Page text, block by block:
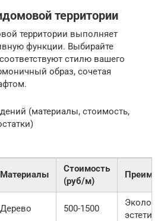
территории
территории выполняет
функции. Выбирайте
стилю вашего
образ, сочетая
(материалы, стоимость,
Материалы
Стоимость
(руб/м)
Дерево 500-1500